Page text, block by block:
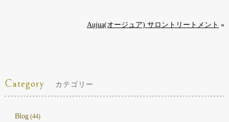
Aujua(オージュア) サロントリートメント »
Category カテゴリー
Blog(44)